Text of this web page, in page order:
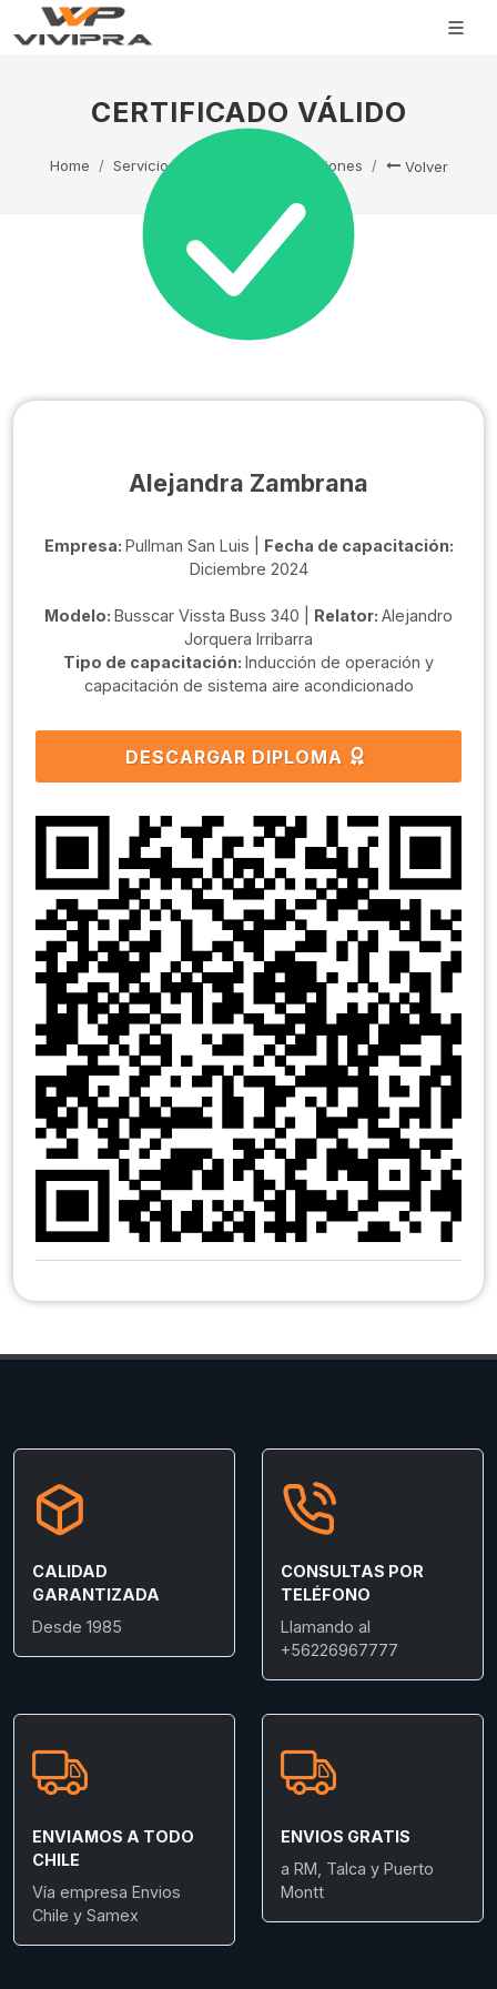
CERTIFICADO VÁLIDO
Home Servicio Técnico Capacitaciones Volver
Alejandra Zambrana
Empresa: Pullman San Luis | Fecha de capacitación:
Diciembre 2024
Modelo: Busscar Vissta Buss 340 | Relator: Alejandro
Jorquera Irribarra
Tipo de capacitación: Inducción de operación y
capacitación de sistema aire acondicionado
DESCARGAR DIPLOMA
CALIDAD
GARANTIZADA
Desde 1985
CONSULTAS POR
TELÉFONO
Llamando al
+56226967777
ENVIAMOS A TODO
CHILE
Vía empresa Envios
Chile y Samex
ENVIOS GRATIS
a RM, Talca y Puerto
Montt